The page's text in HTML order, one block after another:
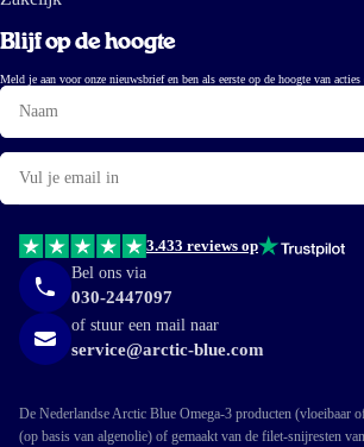
Blijf op de hoogte
Meld je aan voor onze nieuwsbrief en ben als eerste op de hoogte van acties
Naam
E-
mail
3.433 reviews op
Bel ons via
030-2447097
of stuur een mail naar
service@arctic-blue.com
De Nederlandse Arctic Blue Omega-3 producten (vloeibaar
(op basis van algenolie) of gemaakt van de filet-snijresten